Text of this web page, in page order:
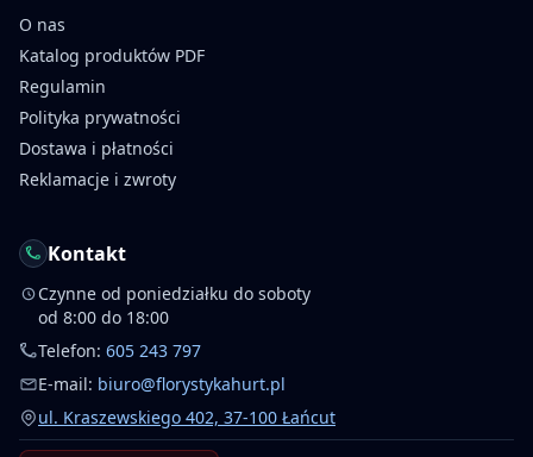
O nas
Katalog produktów PDF
Regulamin
Polityka prywatności
Dostawa i płatności
Reklamacje i zwroty
Kontakt
Czynne od poniedziałku do soboty
od 8:00 do 18:00
Telefon: 605 243 797
E-mail: biuro@florystykahurt.pl
ul. Kraszewskiego 402, 37-100 Łańcut